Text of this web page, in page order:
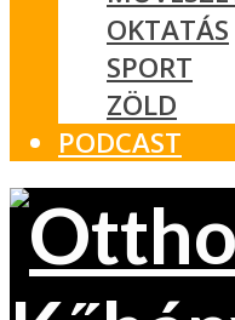
OKTATÁS
SPORT
ZÖLD
PODCAST